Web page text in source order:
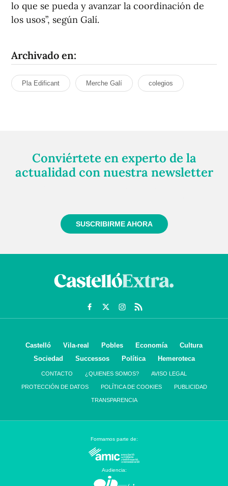
lo que se pueda y avanzar la coordinación de
los usos”, según Galí.
Archivado en:
Pla Edificant Merche Galí colegios
Conviértete en experto de la
actualidad con nuestra newsletter
SUSCRIBIRME AHORA
Castelló Vila-real Pobles Economía
Cultura
Sociedad
Successos Política Hemeroteca
CONTACTO ¿QUIENES SOMOS? AVISO LEGAL
PROTECCIÓN DE DATOS POLÍTICA DE COOKIES PUBLICIDAD
TRANSPARENCIA
Formamos parte de:
Audiencia: